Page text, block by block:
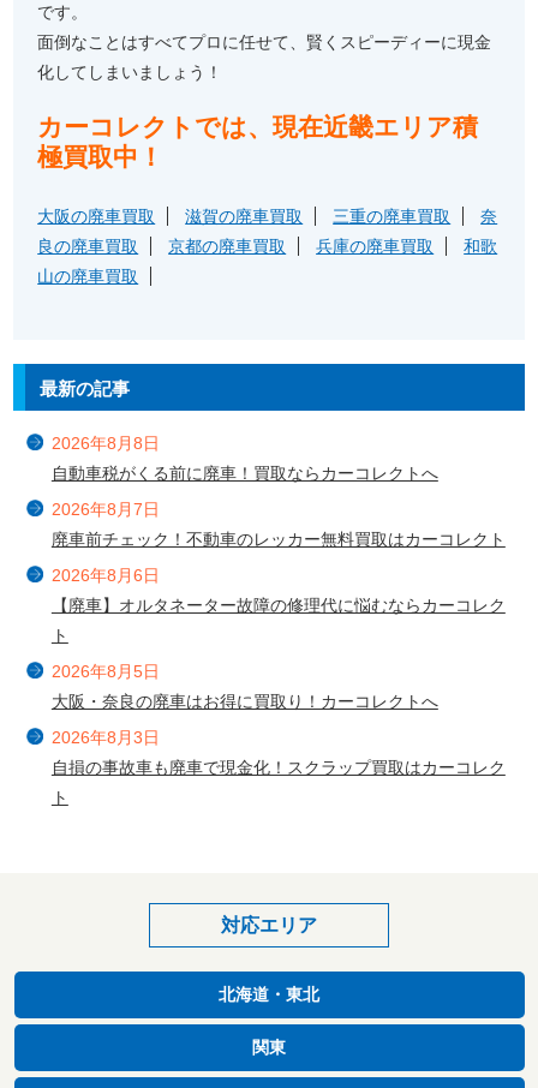
です。
面倒なことはすべてプロに任せて、賢くスピーディーに現金
化してしまいましょう！
カーコレクトでは、現在近畿エリア積
極買取中！
大阪の廃車買取 滋賀の廃車買取 三重の廃車買取
奈
良の廃車買取
京都の廃車買取 兵庫の廃車買取
和歌
山の廃車買取
最新の記事
2026年8月8日
自動車税がくる前に廃車！買取ならカーコレクトへ
2026年8月7日
廃車前チェック！不動車のレッカー無料買取はカーコレクト
2026年8月6日
【廃車】オルタネーター故障の修理代に悩むならカーコレク
ト
2026年8月5日
大阪・奈良の廃車はお得に買取り！カーコレクトへ
2026年8月3日
自損の事故車も廃車で現金化！スクラップ買取はカーコレク
ト
対応エリア
北海道・東北
関東